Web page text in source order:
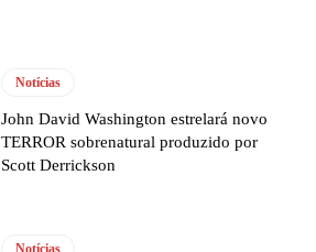
Notícias
John David Washington estrelará novo
TERROR sobrenatural produzido por
Scott Derrickson